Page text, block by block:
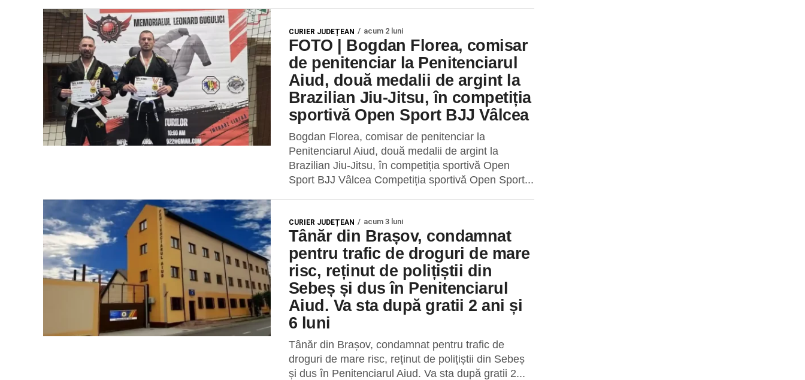
CURIER JUDEȚEAN acum 2 luni
FOTO | Bogdan Florea, comisar
de penitenciar la Penitenciarul
Aiud, două medalii de argint la
Brazilian Jiu-Jitsu, în competiția
sportivă Open Sport BJJ Vâlcea
Bogdan Florea, comisar de penitenciar la
Penitenciarul Aiud, două medalii de argint la
Brazilian Jiu-Jitsu, în competiția sportivă Open
Sport BJJ Vâlcea Competiția sportivă Open Sport...
CURIER JUDEȚEAN acum 3 luni
Tânăr din Brașov, condamnat
pentru trafic de droguri de mare
risc, reținut de polițiștii din
Sebeș și dus în Penitenciarul
Aiud. Va sta după gratii 2 ani și
6 luni
Tânăr din Brașov, condamnat pentru trafic de
droguri de mare risc, reținut de polițiștii din Sebeș
și dus în Penitenciarul Aiud. Va sta după gratii 2...